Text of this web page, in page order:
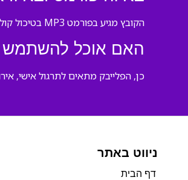
הקובץ מגיע בפורמט MP3 בטיכול קול גבוה, מתאים לכל נגן מוזיקה וניתן להשמעה מיידית.
האם אוכל להשתמש
כן, הפלייבק מתאים לתרגול אישי,
ניווט באתר
דף הבית